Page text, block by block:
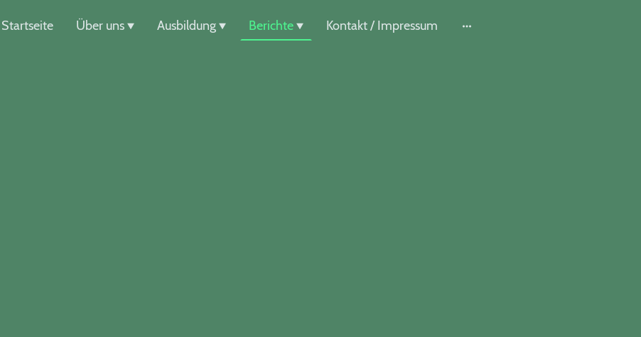
Startseite Über uns Ausbildung Berichte Kontakt / Impressum